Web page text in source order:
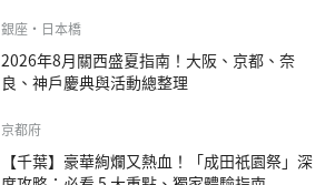
銀座・日本橋
2026年8月關西盛夏指南！大阪、京都、奈
良、神戶慶典與活動總整理
京都府
【千葉】豪華絢爛又熱血！「成田祇園祭」深